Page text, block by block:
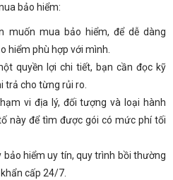
bảo hiểm:
muốn mua bảo hiểm, để dễ dàng
hiểm phù hợp với mình.
quyền lợi chi tiết, bạn cần đọc kỹ
trả cho từng rủi ro.
vi địa lý, đối tượng và loại hành
này để tìm được gói có mức phí tối
hiểm uy tín, quy trình bồi thường
cấp 24/7.